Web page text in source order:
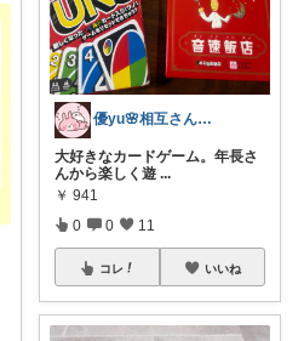
優yu🌸相互さんから購入してます❣️
大好きなカードゲーム。年長さ
んから楽しく遊 ...
￥ 941
0 0 11
コレ いいね